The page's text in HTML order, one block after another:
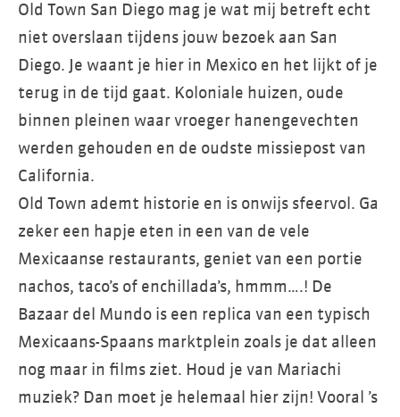
Old Town San Diego mag je wat mij betreft echt
niet overslaan tijdens jouw bezoek aan San
Diego. Je waant je hier in Mexico en het lijkt of je
terug in de tijd gaat. Koloniale huizen, oude
binnen pleinen waar vroeger hanengevechten
werden gehouden en de oudste missiepost van
California.
Old Town ademt historie en is onwijs sfeervol. Ga
zeker een hapje eten in een van de vele
Mexicaanse restaurants, geniet van een portie
nachos, taco’s of enchillada’s, hmmm….! De
Bazaar del Mundo is een replica van een typisch
Mexicaans-Spaans marktplein zoals je dat alleen
nog maar in films ziet. Houd je van Mariachi
muziek? Dan moet je helemaal hier zijn! Vooral ’s